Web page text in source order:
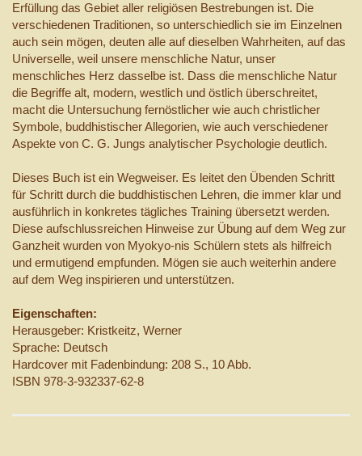
Erfüllung das Gebiet aller religiösen Bestrebungen ist. Die
verschiedenen Traditionen, so unterschiedlich sie im Einzelnen
auch sein mögen, deuten alle auf dieselben Wahrheiten, auf das
Universelle, weil unsere menschliche Natur, unser
menschliches Herz dasselbe ist. Dass die menschliche Natur
die Begriffe alt, modern, westlich und östlich überschreitet,
macht die Untersuchung fernöstlicher wie auch christlicher
Symbole, buddhistischer Allegorien, wie auch verschiedener
Aspekte von C. G. Jungs analytischer Psychologie deutlich.
Dieses Buch ist ein Wegweiser. Es leitet den Übenden Schritt
für Schritt durch die buddhistischen Lehren, die immer klar und
ausführlich in konkretes tägliches Training übersetzt werden.
Diese aufschlussreichen Hinweise zur Übung auf dem Weg zur
Ganzheit wurden von Myokyo-nis Schülern stets als hilfreich
und ermutigend empfunden. Mögen sie auch weiterhin andere
auf dem Weg inspirieren und unterstützen.
Eigenschaften:
Herausgeber: Kristkeitz, Werner
Sprache: Deutsch
Hardcover mit Fadenbindung: 208 S., 10 Abb.
ISBN 978-3-932337-62-8